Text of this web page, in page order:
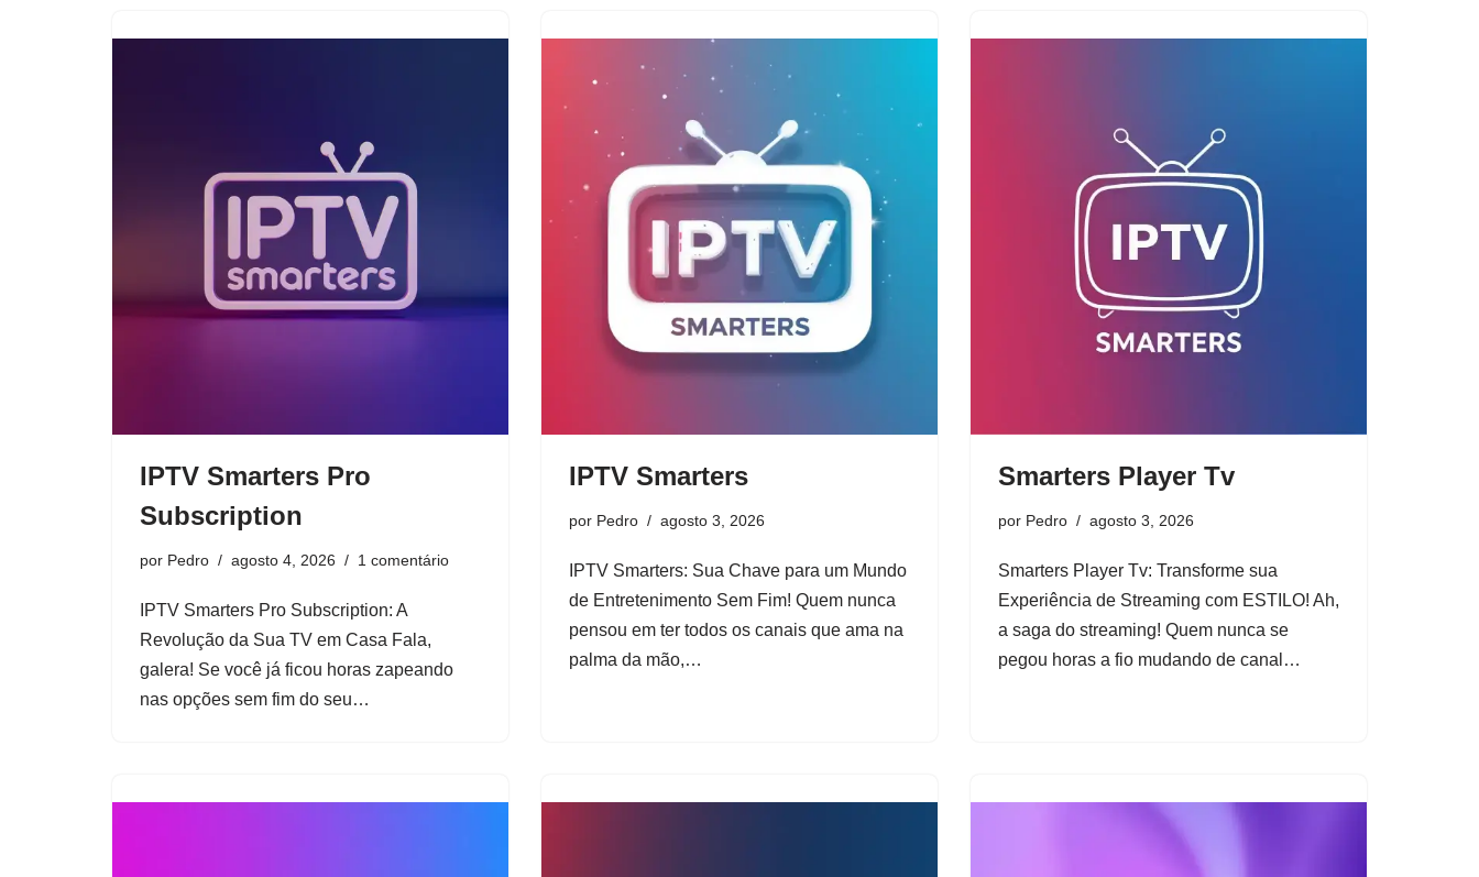
IPTV Smarters Pro
Subscription
por Pedro agosto 4, 2026 1 comentário
IPTV Smarters Pro Subscription: A
Revolução da Sua TV em Casa Fala,
galera! Se você já ficou horas zapeando
nas opções sem fim do seu…
IPTV Smarters
por Pedro agosto 3, 2026
IPTV Smarters: Sua Chave para um Mundo
de Entretenimento Sem Fim! Quem nunca
pensou em ter todos os canais que ama na
palma da mão,…
Smarters Player Tv
por Pedro agosto 3, 2026
Smarters Player Tv: Transforme sua
Experiência de Streaming com ESTILO! Ah,
a saga do streaming! Quem nunca se
pegou horas a fio mudando de canal…